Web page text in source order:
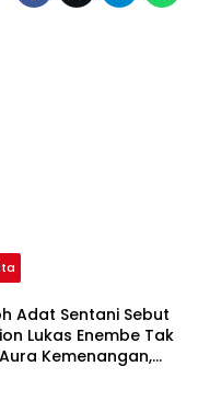
Adat Sentani Sebut
Lukas Enembe Tak
Kemenangan,